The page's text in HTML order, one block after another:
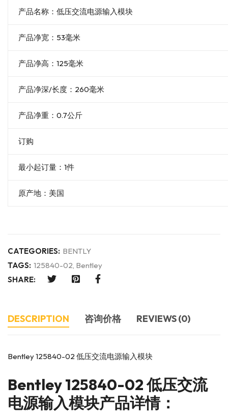
产品名称：低压交流电源输入模块
产品净宽：53毫米
产品净高：125毫米
产品净深/长度：260毫米
产品净重：0.7公斤
订购
最小起订量：1件
原产地：美国
CATEGORIES: BENTLY
TAGS: 125840-02 Bentley
SHARE:
DESCRIPTION 咨询价格 REVIEWS (0)
Bentley 125840-02 低压交流电源输入模块
Bentley125840-02 低压交流
电源输入模块产品详情：